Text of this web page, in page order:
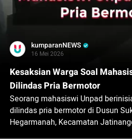
kumparanNEWS
16 Mei 2026
Kesaksian Warga Soal
Dilindas Pria Bermotor
Seorang mahasiswi Unpad
dilindas pria bermotor di Dusun
Hegarmanah, Kecamatan